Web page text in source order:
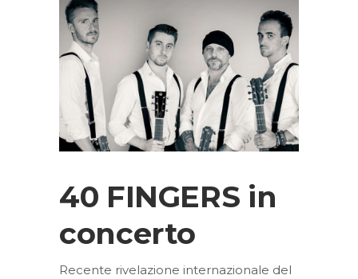
40 FINGERS in
concerto
Recente rivelazione internazionale del